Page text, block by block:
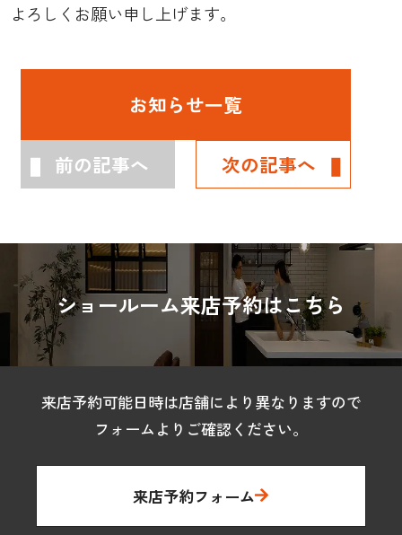
よろしくお願い申し上げます。
前の記事へ
お知らせ一覧
次の記事へ
ショールーム来店予約はこちら
来店予約可能日時は店舗により異なりますので
フォームよりご確認ください。
来店予約フォーム